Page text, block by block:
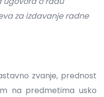
za izdavanje radne
zvanje, prednost
na predmetima usko